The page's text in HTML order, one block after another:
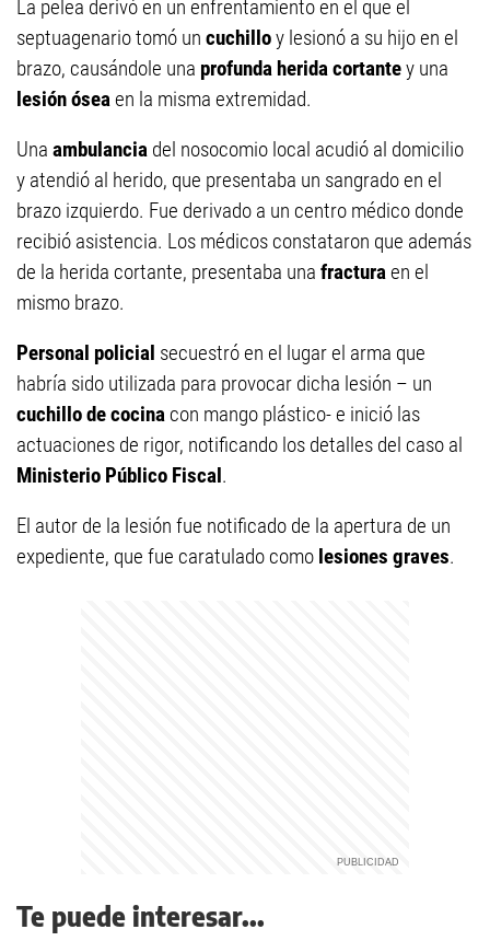
La pelea derivó en un enfrentamiento en el que el
septuagenario tomó un cuchilloy lesionó a su hijo en el
brazo, causándole una profunda herida cortantey una
lesión óseaen la misma extremidad.
Una ambulancia del nosocomio local acudió al domicilio
y atendió al herido, que presentaba un sangrado en el
brazo izquierdo. Fue derivado a un centro médico donde
recibió asistencia. Los médicos constataron que además
de la herida cortante, presentaba una fracturaen el
mismo brazo.
Personal policial secuestró en el lugar el arma que
habría sido utilizada para provocar dicha lesión – un
cuchillo de cocina con mango plástico- e inició las
actuaciones de rigor, notificando los detalles del caso al
Ministerio Público Fiscal.
El autor de la lesión fue notificado de la apertura de un
expediente, que fue caratulado como lesiones graves.
Te puede interesar...